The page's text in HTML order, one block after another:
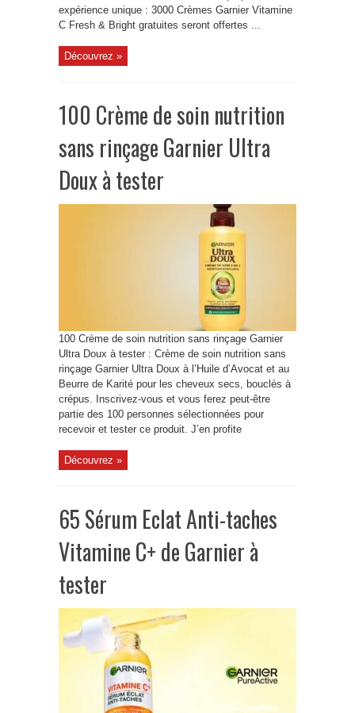
expérience unique : 3000 Crèmes Garnier Vitamine
C Fresh & Bright gratuites seront offertes ...
Découvrez »
100 Crème de soin nutrition
sans rinçage Garnier Ultra
Doux à tester
100 Crème de soin nutrition sans rinçage Garnier
Ultra Doux à tester : Crème de soin nutrition sans
rinçage Garnier Ultra Doux à l’Huile d’Avocat et au
Beurre de Karité pour les cheveux secs, bouclés à
crépus. Inscrivez-vous et vous ferez peut-être
partie des 100 personnes sélectionnées pour
recevoir et tester ce produit. J’en profite
Découvrez »
65 Sérum Eclat Anti-taches
Vitamine C+ de Garnier à
tester